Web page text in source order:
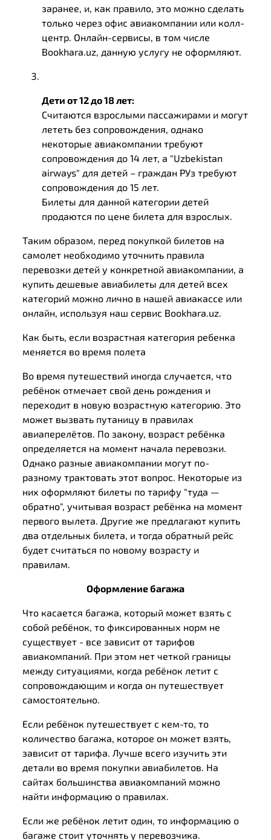
заранее, и, как правило, это можно сделать
только через офис авиакомпании или колл-
центр. Онлайн-сервисы, в том числе
Bookhara.uz, данную услугу не оформляют.
Дети от 12 до 18 лет:
Считаются взрослыми пассажирами и могут
лететь без сопровождения, однако
некоторые авиакомпании требуют
сопровождения до 14 лет, а "Uzbekistan
airways" для детей – граждан РУз требуют
сопровождения до 15 лет.
Билеты для данной категории детей
продаются по цене билета для взрослых.
Таким образом, перед покупкой билетов на
самолет необходимо уточнить правила
перевозки детей у конкретной авиакомпании, а
купить дешевые авиабилеты для детей всех
категорий можно лично в нашей авиакассе или
онлайн, используя наш сервис Bookhara.uz.
Как быть, если возрастная категория ребенка
меняется во время полета
Во время путешествий иногда случается, что
ребёнок отмечает свой день рождения и
переходит в новую возрастную категорию. Это
может вызвать путаницу в правилах
авиаперелётов. По закону, возраст ребёнка
определяется на момент начала перевозки.
Однако разные авиакомпании могут по-
разному трактовать этот вопрос. Некоторые из
них оформляют билеты по тарифу "туда —
обратно", учитывая возраст ребёнка на момент
первого вылета. Другие же предлагают купить
два отдельных билета, и тогда обратный рейс
будет считаться по новому возрасту и
правилам.
Оформление багажа
Что касается багажа, который может взять с
собой ребёнок, то фиксированных норм не
существует - все зависит от тарифов
авиакомпаний. При этом нет четкой границы
между ситуациями, когда ребёнок летит с
сопровождающим и когда он путешествует
самостоятельно.
Если ребёнок путешествует с кем-то, то
количество багажа, которое он может взять,
зависит от тарифа. Лучше всего изучить эти
детали во время покупки авиабилетов. На
сайтах большинства авиакомпаний можно
найти информацию о правилах.
Если же ребёнок летит один, то информацию о
багаже стоит уточнять у перевозчика.